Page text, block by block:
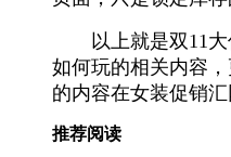
以上就是双11大
如何玩的相关内容
的内容在女装促销
推荐阅读